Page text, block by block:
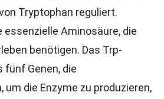
Tryptophan reguliert.
essenzielle Aminosäure, die
benötigen. Das Trp-
fünf Genen, die
die Enzyme zu produzieren,